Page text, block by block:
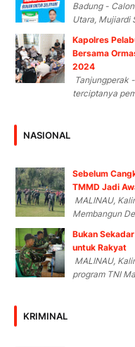
Badung -
Utara, Mujiardi
Kapolres
Bersama
2024
Tanjungperak
terciptanya
NASIONAL
Sebelum
TMMD Jadi
MALINAU,
Membangun
Bukan
untuk Rakyat
MALINAU,
program TNI
KRIMINAL